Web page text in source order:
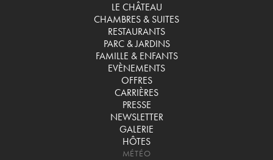
LE CHÂTEAU
CHAMBRES & SUITES
RESTAURANTS
PARC & JARDINS
FAMILLE & ENFANTS
EVÈNEMENTS
OFFRES
CARRIÈRES
PRESSE
NEWSLETTER
GALERIE
HÔTES
MÉTÉO